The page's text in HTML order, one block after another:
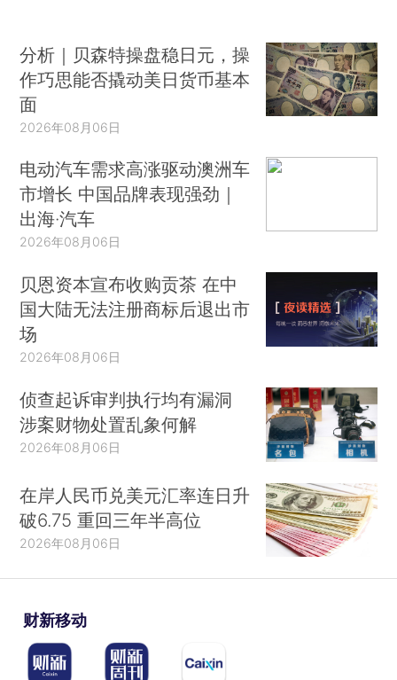
分析｜贝森特操盘稳日元，操
作巧思能否撬动美日货币基本
面
2026年08月06日
电动汽车需求高涨驱动澳洲车
市增长 中国品牌表现强劲｜
出海·汽车
2026年08月06日
贝恩资本宣布收购贡茶 在中
国大陆无法注册商标后退出市
场
2026年08月06日
侦查起诉审判执行均有漏洞
涉案财物处置乱象何解
2026年08月06日
在岸人民币兑美元汇率连日升
破6.75 重回三年半高位
2026年08月06日
财新移动